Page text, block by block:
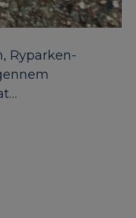
Ryparken-